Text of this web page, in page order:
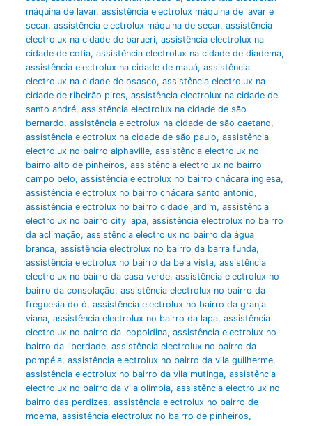
máquina de lavar, assistência electrolux máquina de lavar e
secar, assistência electrolux máquina de secar, assistência
electrolux na cidade de barueri, assistência electrolux na
cidade de cotia, assistência electrolux na cidade de diadema,
assistência electrolux na cidade de mauá, assistência
electrolux na cidade de osasco, assistência electrolux na
cidade de ribeirão pires, assistência electrolux na cidade de
santo andré, assistência electrolux na cidade de são
bernardo, assistência electrolux na cidade de são caetano,
assistência electrolux na cidade de são paulo, assistência
electrolux no bairro alphaville, assistência electrolux no
bairro alto de pinheiros, assistência electrolux no bairro
campo belo, assistência electrolux no bairro chácara inglesa,
assistência electrolux no bairro chácara santo antonio,
assistência electrolux no bairro cidade jardim, assistência
electrolux no bairro city lapa, assistência electrolux no bairro
da aclimação, assistência electrolux no bairro da água
branca, assistência electrolux no bairro da barra funda,
assistência electrolux no bairro da bela vista, assistência
electrolux no bairro da casa verde, assistência electrolux no
bairro da consolação, assistência electrolux no bairro da
freguesia do ó, assistência electrolux no bairro da granja
viana, assistência electrolux no bairro da lapa, assistência
electrolux no bairro da leopoldina, assistência electrolux no
bairro da liberdade, assistência electrolux no bairro da
pompéia, assistência electrolux no bairro da vila guilherme,
assistência electrolux no bairro da vila mutinga, assistência
electrolux no bairro da vila olímpia, assistência electrolux no
bairro das perdizes, assistência electrolux no bairro de
moema, assistência electrolux no bairro de pinheiros,